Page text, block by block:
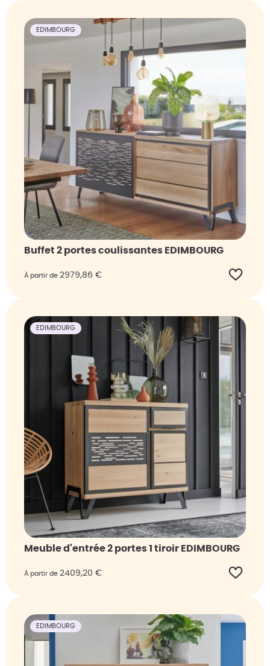
EDIMBOURG
Buffet 2 portes coulissantes EDIMBOURG
À partir de 2979,86 €
EDIMBOURG
Meuble d'entrée 2 portes 1 tiroir EDIMBOURG
À partir de 2409,20 €
EDIMBOURG